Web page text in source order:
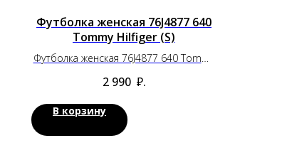
Футболка женская 76J4877 640
Tommy Hilfiger (S)
Футболка женская 76J4877 640 Tommy
2 990 ₽.
В корзину